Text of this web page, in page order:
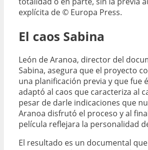
explícita de © Europa Press.
El caos Sabina
León de Aranoa, director del
Sabina, asegura que el proyecto
una planificación previa y que fue
adaptó al caos que caracteriza al
pesar de darle indicaciones que
Aranoa disfrutó el proceso y al
película reflejara la personalidad
El resultado es un documental